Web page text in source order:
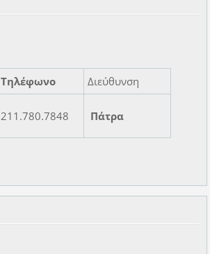
Τηλέφωνο Διεύθυνση
211.780.7848 Πάτρα